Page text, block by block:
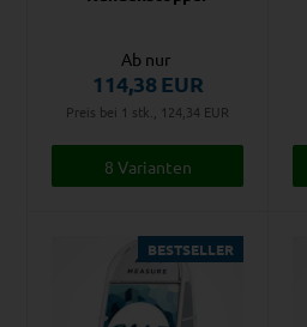
Ab nur
114,38EUR
Preis bei 1 stk., 124,34 EUR
8 Varianten
BESTSELLER